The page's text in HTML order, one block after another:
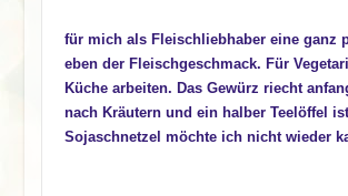
für mich als Fleischliebhaber eine ganz
eben der Fleischgeschmack. Für
Küche arbeiten. Das Gewürz riecht
nach Kräutern und ein halber Teelöffel
Sojaschnetzel möchte ich nicht wieder